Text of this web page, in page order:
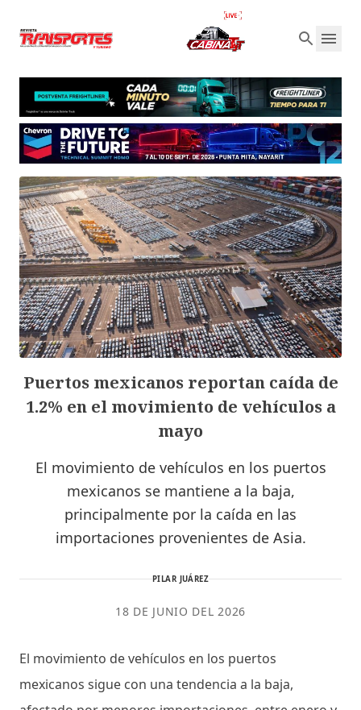
Puertos mexicanos reportan caída de
1.2% en el movimiento de vehículos a
mayo
El movimiento de vehículos en los puertos
mexicanos se mantiene a la baja,
principalmente por la caída en las
importaciones provenientes de Asia.
PILAR JUÁREZ
18 DE JUNIO DEL 2026
El movimiento de vehículos en los puertos
mexicanos sigue con una tendencia a la baja,